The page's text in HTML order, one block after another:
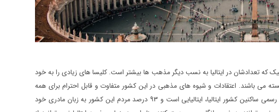
که تعدادشان در ایتالیا به نسب دیگر مذهب ها بیشتر است. کلیسا های زیادی را به خود
کاتولیک وابسته می باشند. اعتقادات و شیوه های مذهبی در این کشور متفاوت و قابل احترام برای همه
می باشد. تاریخچه مسیحیت در ایتالیا به 2000 سال قبل می رسد. زبان رسمی ساکنین کشور ایتالیا، ایتالیایی است و 93 درصد مردم این کشور به زبان مادری خود